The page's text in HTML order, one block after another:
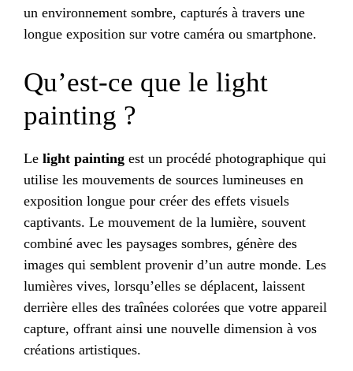
un environnement sombre, capturés à travers une
longue exposition sur votre caméra ou smartphone.
Qu’est-ce que le light
painting ?
Le light painting est un procédé photographique qui
utilise les mouvements de sources lumineuses en
exposition longue pour créer des effets visuels
captivants. Le mouvement de la lumière, souvent
combiné avec les paysages sombres, génère des
images qui semblent provenir d’un autre monde. Les
lumières vives, lorsqu’elles se déplacent, laissent
derrière elles des traînées colorées que votre appareil
capture, offrant ainsi une nouvelle dimension à vos
créations artistiques.